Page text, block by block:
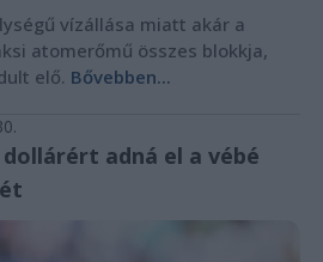
vízállása miatt akár a
atomerőmű összes blokkja,
elő. Bővebben...
dollárért adná el a vébé